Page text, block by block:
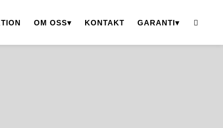
OM OSS KONTAKT GARANTI